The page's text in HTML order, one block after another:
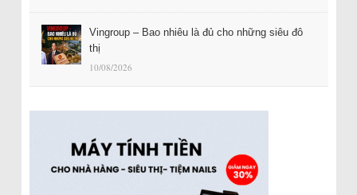
Vingroup – Bao nhiêu là đủ cho những siêu đô
thị
10/08/2026